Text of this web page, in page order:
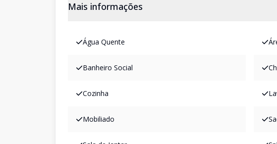
Mais informações
Água Quente
Banheiro Social
Cozinha
Mobiliado